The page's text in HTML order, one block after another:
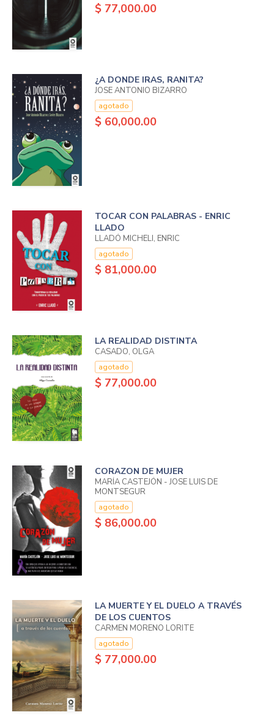
$ 77,000.00
¿A DONDE IRAS, RANITA?
JOSE ANTONIO BIZARRO
agotado
$ 60,000.00
TOCAR CON PALABRAS - ENRIC
LLADO
LLADÓ MICHELI, ENRIC
agotado
$ 81,000.00
LA REALIDAD DISTINTA
CASADO, OLGA
agotado
$ 77,000.00
CORAZON DE MUJER
MARÍA CASTEJÓN - JOSE LUIS DE
MONTSEGUR
agotado
$ 86,000.00
LA MUERTE Y EL DUELO A TRAVÉS
DE LOS CUENTOS
CARMEN MORENO LORITE
agotado
$ 77,000.00